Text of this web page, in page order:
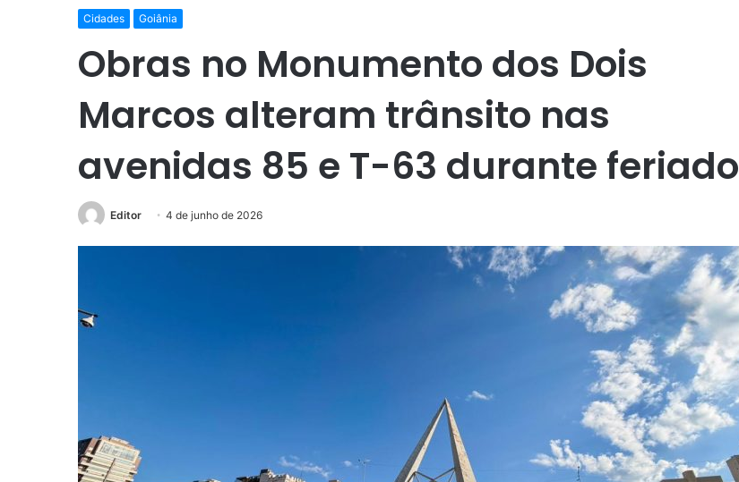
Cidades Goiânia
Obras no Monumento dos Dois
Marcos alteram trânsito nas
avenidas 85 e T-63 durante feriado
Editor 4 de junho de 2026